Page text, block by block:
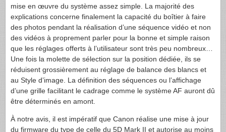
mise en œuvre du système assez simple. La majorité des
explications concerne finalement la capacité du boîtier à faire
des photos pendant la réalisation d’une séquence vidéo et non
des vidéos à proprement parler pour la bonne et simple raison
que les réglages offerts à l’utilisateur sont très peu nombreux…
Une fois la molette de sélection sur la position dédiée, ils se
réduisent grossièrement au réglage de balance des blancs et
au Style d’image. La définition des séquences ou l’affichage
d’une grille facilitant le cadrage comme le système AF auront dû
être déterminés en amont.
À notre avis, il est impératif que Canon réalise une mise à jour
du firmware du type de celle du 5D Mark II et autorise au moins